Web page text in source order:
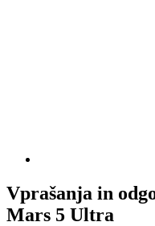
Vprašanja in
Mars 5 Ultra